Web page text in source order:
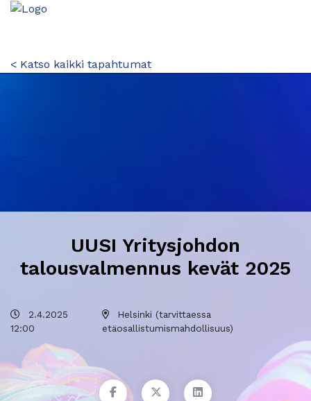
< Katso kaikki tapahtumat
UUSI Yritysjohdon
talousvalmennus kevät 2025
2.4.2025
12:00
Helsinki (tarvittaessa
etäosallistumismahdollisuus)